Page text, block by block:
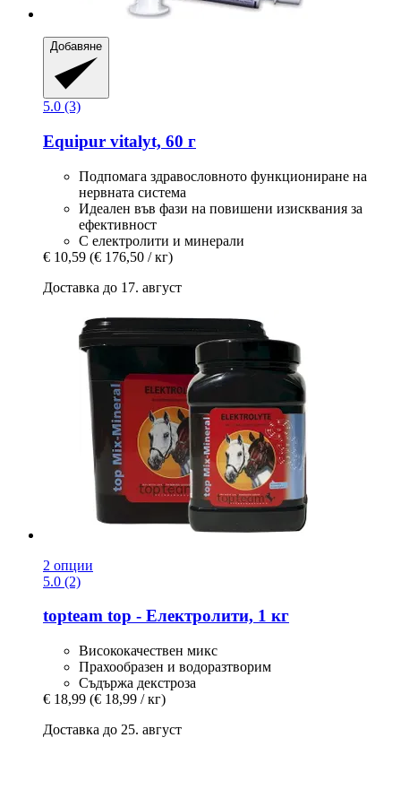
Добавяне
5.0 (3)
Equipur vitalyt, 60 г
Подпомага здравословното функциониране на
нервната система
Идеален във фази на повишени изисквания за
ефективност
С електролити и минерали
€ 10,59 (€ 176,50 / кг)
Доставка до 17. август
2 опции
5.0 (2)
topteam top -​ Електролити, 1 кг
Висококачествен микс
Прахообразен и водоразтворим
Съдържа декстроза
€ 18,99 (€ 18,99 / кг)
Доставка до 25. август